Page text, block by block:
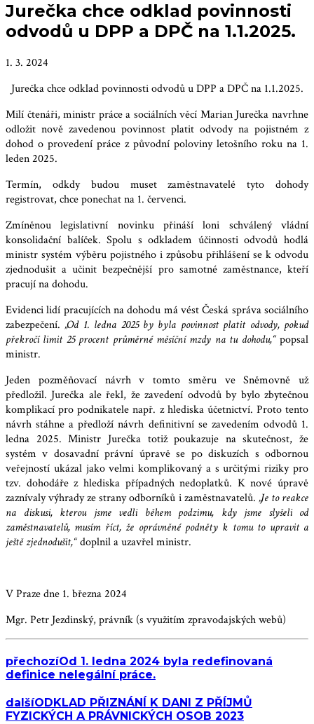
Jurečka chce odklad povinnosti
odvodů u DPP a DPČ na 1.1.2025.
1. 3. 2024
Jurečka chce odklad povinnosti odvodů u DPP a DPČ na 1.1.2025.
Milí čtenáři, ministr práce a sociálních věcí Marian Jurečka navrhne
odložit nově zavedenou povinnost platit odvody na pojistném z
dohod o provedení práce z původní poloviny letošního roku na 1.
leden 2025.
Termín, odkdy budou muset zaměstnavatelé tyto dohody
registrovat, chce ponechat na 1. červenci.
Zmíněnou legislativní novinku přináší loni schválený vládní
konsolidační balíček. Spolu s odkladem účinnosti odvodů hodlá
ministr systém výběru pojistného i způsobu přihlášení se k odvodu
zjednodušit a učinit bezpečnější pro samotné zaměstnance, kteří
pracují na dohodu.
Evidenci lidí pracujících na dohodu má vést Česká správa sociálního
zabezpečení.„Od 1. ledna 2025 by byla povinnost platit odvody, pokud
překročí limit 25 procent průměrné měsíční mzdy na tu dohodu,“popsal
ministr.
Jeden pozměňovací návrh v tomto směru ve Sněmovně už
předložil. Jurečka ale řekl, že zavedení odvodů by bylo zbytečnou
komplikací pro podnikatele např. z hlediska účetnictví. Proto tento
návrh stáhne a předloží návrh definitivní se zavedením odvodů 1.
ledna 2025. Ministr Jurečka totiž poukazuje na skutečnost, že
systém v dosavadní právní úpravě se po diskuzích s odbornou
veřejností ukázal jako velmi komplikovaný a s určitými riziky pro
tzv. dohodáře z hlediska případných nedoplatků. K nové úpravě
zaznívaly výhrady ze strany odborníků i zaměstnavatelů. „Je to reakce
na diskusi, kterou jsme vedli během podzimu, kdy jsme slyšeli od
zaměstnavatelů, musím říct, že oprávněné podněty k tomu to upravit a
ještě zjednodušit,“doplnil a uzavřel ministr.
V Praze dne 1. března 2024
Mgr. Petr Jezdinský, právník (s využitím zpravodajských webů)
přechozíOd 1. ledna 2024 byla redefinovaná
definice nelegální práce.
dalšíODKLAD PŘIZNÁNÍ K DANI Z PŘÍJMŮ
FYZICKÝCH A PRÁVNICKÝCH OSOB 2023